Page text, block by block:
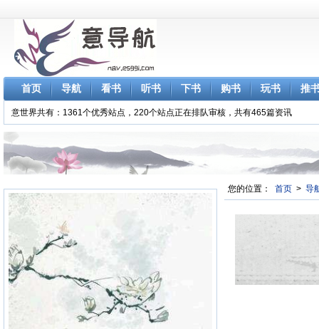
首页 导航 看书 听书 下书 购书 玩书 推
意世界共有：1361个优秀站点，220个站点正在排队审核，共有465篇资讯
您的位置： 首页 > 导